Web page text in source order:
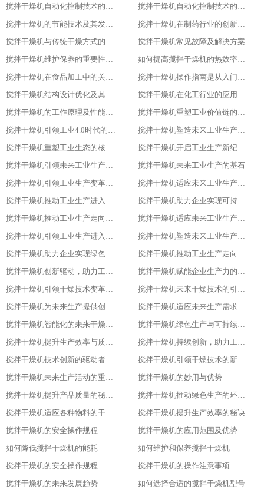
搅拌干燥机自动化控制技术的探索与实践
搅拌干燥机自动化控制技术的探索与实践
搅拌干燥机的节能技术及其发展趋势
搅拌干燥机在制药行业的创新应用
搅拌干燥机与传统干燥方式的比较与优势分析
搅拌干燥机常见故障及解决方案
搅拌干燥机维护保养的重要性及实施方法
如何提高搅拌干燥机的热效率与干燥效果
搅拌干燥机在食品加工中的关键作用
搅拌干燥机操作指南是从入门到精通
搅拌干燥机结构设计优化及其影响研究
搅拌干燥机在化工行业的应用及优势分析
搅拌干燥机的工作原理及性能特点详解
搅拌干燥机重塑工业价值链的重要一环
搅拌干燥机引领工业4.0时代的核心设备
搅拌干燥机塑造未来工业生产新格局的重要工具
搅拌干燥机重塑工业生态的核心力量
搅拌干燥机开启工业生产新纪元的关键
搅拌干燥机引领未来工业生产的先锋
搅拌干燥机未来工业生产的基石
搅拌干燥机引领工业生产变革的重要力量
搅拌干燥机适应未来工业生产需求的必备设备
搅拌干燥机推动工业生产进入高效、绿色、智能新时代
搅拌干燥机助力企业实现可持续发展目标
搅拌干燥机推动工业生产走向智能化、绿色化、高效化
搅拌干燥机适应未来工业生产需求的创新设备
搅拌干燥机引领工业生产进入新时代
搅拌干燥机塑造未来工业生产的新格局
搅拌干燥机助力企业实现绿色、智能、高效生产
搅拌干燥机推动工业生产走向智能化与可持续发展的关键
搅拌干燥机创新驱动，助力工业生产绿色转型
搅拌干燥机赋能企业生产力的关键设备
搅拌干燥机引领干燥技术变革的先锋
搅拌干燥机未来干燥技术的引领者
搅拌干燥机为未来生产提供创新解决方案
搅拌干燥机适应未来生产需求的关键设备
搅拌干燥机智能化的未来干燥解决方案
搅拌干燥机绿色生产与可持续发展的助力者
搅拌干燥机提升生产效率与质量的关键设备
搅拌干燥机持续创新，助力工业4.0
搅拌干燥机技术创新的驱动者
搅拌干燥机引领干燥技术的新潮流
搅拌干燥机未来生产活动的重要伙伴
搅拌干燥机的妙用与优势
搅拌干燥机提升产品质量的秘密武器
搅拌干燥机推动绿色生产的环保选择
搅拌干燥机适应各种物料的干燥利器
搅拌干燥机提升生产效率的秘诀
搅拌干燥机的安全操作规程
搅拌干燥机的应用范围及优势
如何降低搅拌干燥机的能耗
如何维护和保养搅拌干燥机
搅拌干燥机的安全操作规程
搅拌干燥机的操作注意事项
搅拌干燥机的未来发展趋势
如何选择合适的搅拌干燥机型号